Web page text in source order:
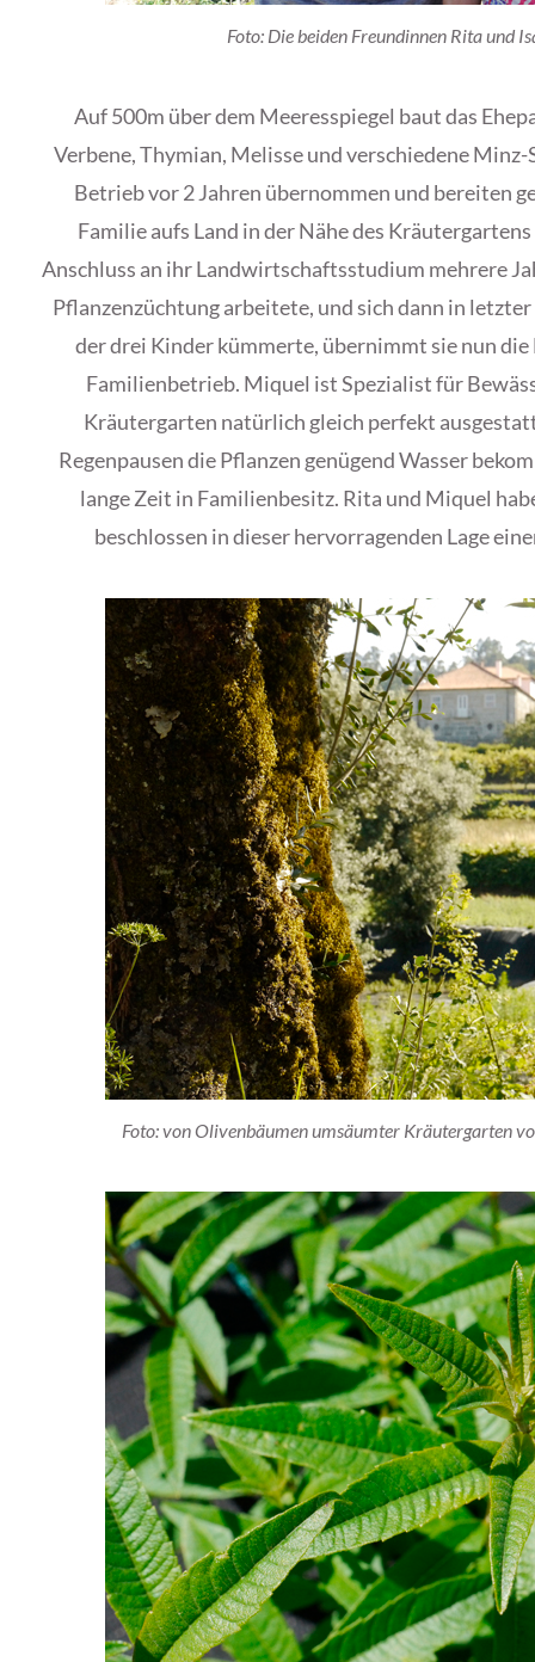
Foto: Die beiden Freundinnen Rita und
Auf 500m über dem Meeresspiegel baut das
Verbene, Thymian, Melisse und verschiedene
Betrieb vor 2 Jahren übernommen und bereiten
Familie aufs Land in der Nähe des
Anschluss an ihr Landwirtschaftsstudium mehrere
Pflanzenzüchtung arbeitete, und sich dann in
der drei Kinder kümmerte, übernimmt sie nun
Familienbetrieb. Miquel ist Spezialist für
Kräutergarten natürlich gleich perfekt
Regenpausen die Pflanzen genügend Wasser
lange Zeit in Familienbesitz. Rita und Miquel
beschlossen in dieser hervorragenden Lage
Foto: von Olivenbäumen umsäumter Kräutergarten